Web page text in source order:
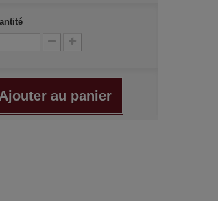
Ajouter au panier